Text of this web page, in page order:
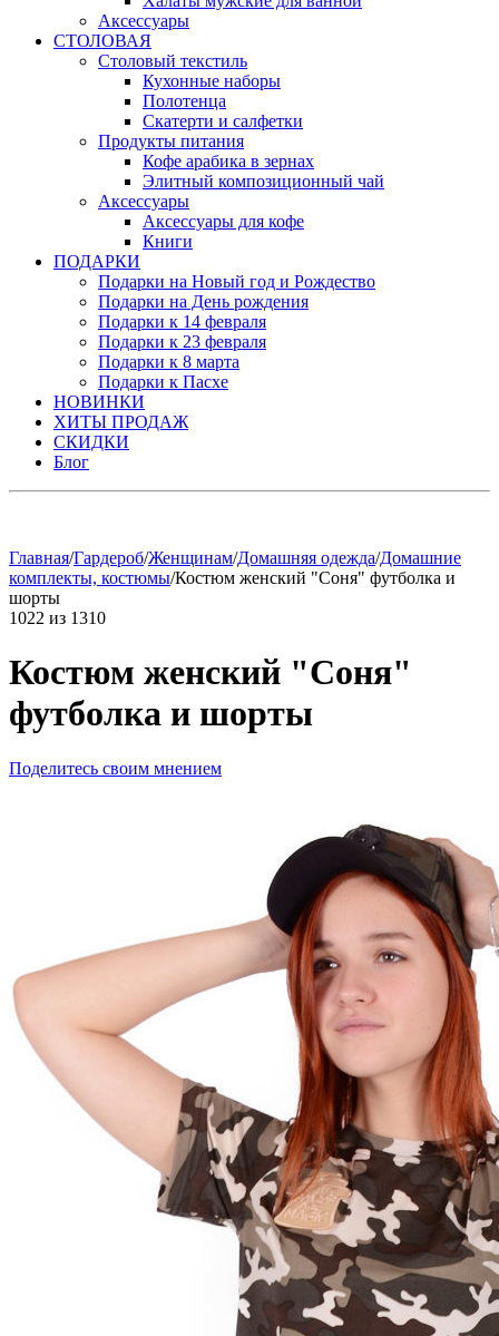
Аксессуары
СТОЛОВАЯ
Столовый текстиль
Кухонные наборы
Полотенца
Скатерти и салфетки
Продукты питания
Кофе арабика в зернах
Элитный композиционный чай
Аксессуары
Аксессуары для кофе
Книги
ПОДАРКИ
Подарки на Новый год и Рождество
Подарки на День рождения
Подарки к 14 февраля
Подарки к 23 февраля
Подарки к 8 марта
Подарки к Пасхе
НОВИНКИ
ХИТЫ ПРОДАЖ
СКИДКИ
Блог
Главная/Гардероб/Женщинам/Домашняя одежда/Домашние
комплекты, костюмы/Костюм женский "Соня" футболка и
шорты
1022 из 1310
Костюм женский "Соня"
футболка и шорты
Поделитесь своим мнением